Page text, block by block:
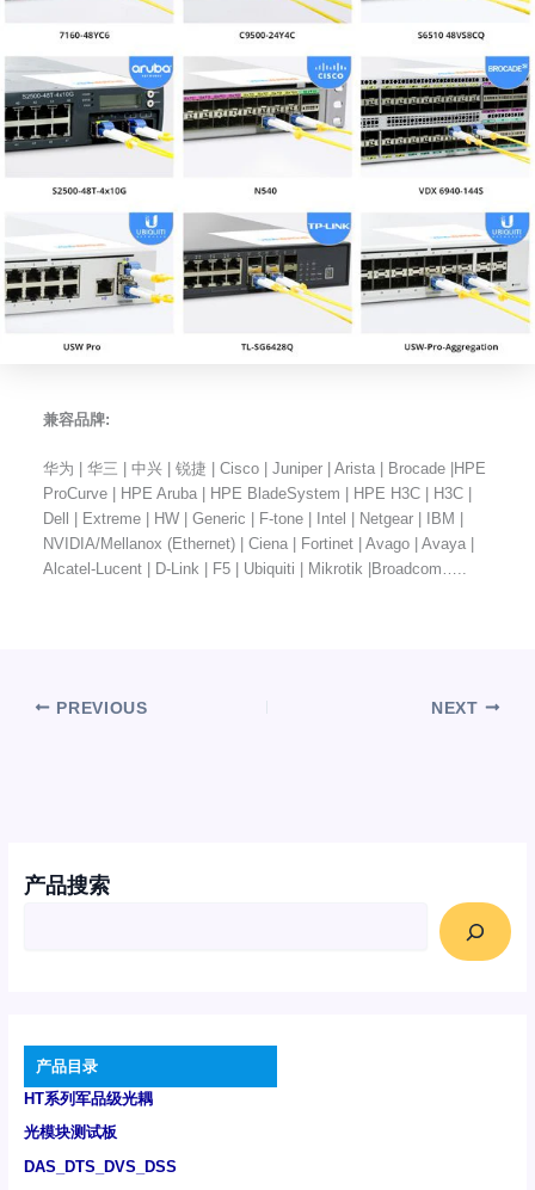
产品搜索
产品目录
HT系列军品级光耦
光模块测试板
DAS_DTS_DVS_DSS
兼容品牌:
华为 | 华三 | 中兴 | 锐捷 | Cisco | Juniper | Arista | Brocade |HPE
ProCurve | HPE Aruba | HPE BladeSystem | HPE H3C | H3C |
Dell | Extreme | HW | Generic | F-tone | Intel | Netgear | IBM |
NVIDIA/Mellanox (Ethernet) | Ciena | Fortinet | Avago | Avaya |
Alcatel-Lucent | D-Link | F5 | Ubiquiti | Mikrotik |Broadcom…..
PREVIOUS NEXT